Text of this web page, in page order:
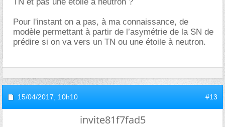
Pour l'instant on a pas, à ma connaissance, de
modèle permettant à partir de l’asymétrie de la SN de
prédire si on va vers un TN ou une étoile à neutron.
15/04/2017, 10h10 #13
invite81f7fad5